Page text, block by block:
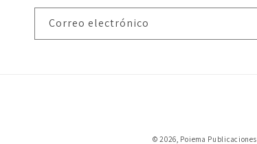
Correo electrónico
© 2026, Poiema Publicaciones